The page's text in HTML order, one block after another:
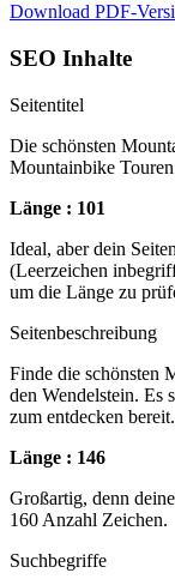
Download PDF-
SEO Inhalte
Seitentitel
Die schönsten
Mountainbike
Länge : 101
Ideal, aber dein
(Leerzeichen
um die Länge zu
Seitenbeschreibung
Finde die schönsten
den Wendelstein. Es
zum entdecken bereit.
Länge : 146
Großartig, denn
160 Anzahl Zeichen.
Suchbegriffe